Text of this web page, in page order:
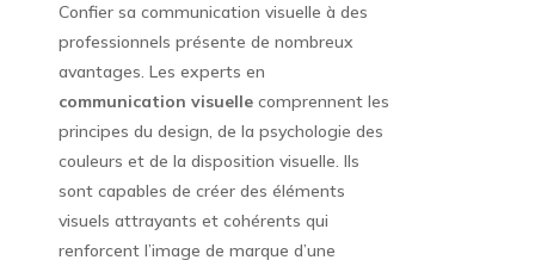
Confier sa communication visuelle à des
professionnels présente de nombreux
avantages. Les experts en
communication visuellecomprennent les
principes du design, de la psychologie des
couleurs et de la disposition visuelle. Ils
sont capables de créer des éléments
visuels attrayants et cohérents qui
renforcent l’image de marque d’une